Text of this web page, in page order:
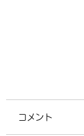
コメント